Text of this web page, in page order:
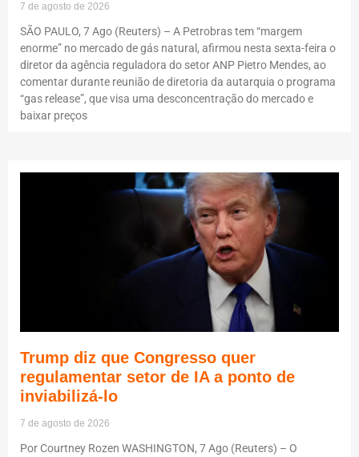
7 de agosto de 2026
SÃO PAULO, 7 Ago (Reuters) – A Petrobras tem “margem
enorme” no mercado de gás natural, afirmou nesta sexta-feira o
diretor da agência reguladora do setor ANP Pietro Mendes, ao
comentar durante reunião de diretoria da autarquia o programa
“gas release”, que visa uma desconcentração do mercado e
baixar preços
Trump diz que Congresso quer
regulamentar setor de IA a ponto de
inviabilizá-lo
7 de agosto de 2026
Por Courtney Rozen WASHINGTON, 7 Ago (Reuters) – O